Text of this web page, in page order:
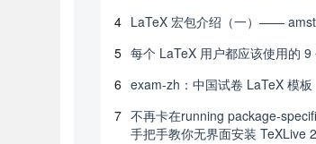
4 LaTeX 宏包介绍（一）——
5 每个 LaTeX 用户都应该使用的 9
6 exam-zh：中国试卷 LaTeX 模板
7 不再卡在running package-
手把手教你无界面安装 TeXLive